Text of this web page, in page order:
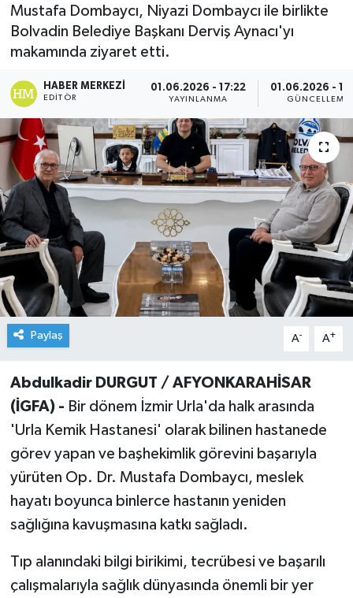
Mustafa Dombaycı, Niyazi Dombaycı ile birlikte
Bolvadin Belediye Başkanı Derviş Aynacı'yı
makamında ziyaret etti.
HABER MERKEZI
EDITÖR
01.06.2026 - 17:22
YAYINLANMA
01.06.2026 -
GÜNCELLEME
Paylaş A- A+
Abdulkadir DURGUT / AFYONKARAHİSAR
(İGFA) - Bir dönem İzmir Urla'da halk arasında
'Urla Kemik Hastanesi' olarak bilinen hastanede
görev yapan ve başhekimlik görevini başarıyla
yürüten Op. Dr. Mustafa Dombaycı, meslek
hayatı boyunca binlerce hastanın yeniden
sağlığına kavuşmasına katkı sağladı.
Tıp alanındaki bilgi birikimi, tecrübesi ve başarılı
çalışmalarıyla sağlık dünyasında önemli bir yer